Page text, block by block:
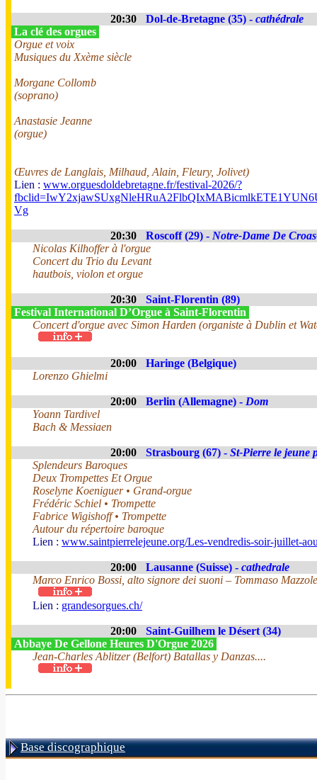
20:30 Dol-de-Bretagne (35) - cathédrale
La clé des orgues
Orgue et voix
Musiques du Xxème siècle
Morgane Collomb
(soprano)
Anastasie Jeanne
(orgue)
Œuvres de Langlais, Milhaud, Alain, Fleury, Jolivet)
Lien : www.orguesdoldebretagne.fr/festival-2026/?
Vg
20:30 Roscoff (29) - Notre-Dame De
Nicolas Kilhoffer à l'orgue
Concert du Trio du Levant
hautbois, violon et orgue
20:30
Saint-Florentin (89)
Festival International D’Orgue à Saint-Florentin
Concert d'orgue avec Simon Harden (organiste à Dublin et
20:00
Haringe (Belgique)
Lorenzo Ghielmi
20:00 Berlin (Allemagne) - Dom
Yoann Tardivel
Bach & Messiaen
20:00 Strasbourg (67) - St-Pierre le jeune
Splendeurs Baroques
Deux Trompettes Et Orgue
Roselyne Koeniguer • Grand-orgue
Frédéric Schiel • Trompette
Fabrice Wigishoff • Trompette
Autour du répertoire baroque
Lien : www.saintpierrelejeune.org/Les-vendredis-soir-juillet-
20:00 Lausanne (Suisse) - cathedrale
Marco Enrico Bossi, alto signore dei suoni – Tommaso
Lien : grandesorgues.ch/
20:00
Saint-Guilhem le Désert (34)
Abbaye De Gellone Heures D'Orgue 2026
Jean-Charles Ablitzer (Belfort) Batallas y Danzas....
Base discographique